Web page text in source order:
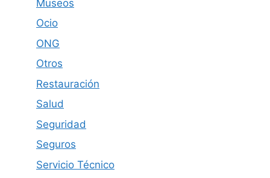
Museos
Ocio
ONG
Otros
Restauración
Salud
Seguridad
Seguros
Servicio Técnico